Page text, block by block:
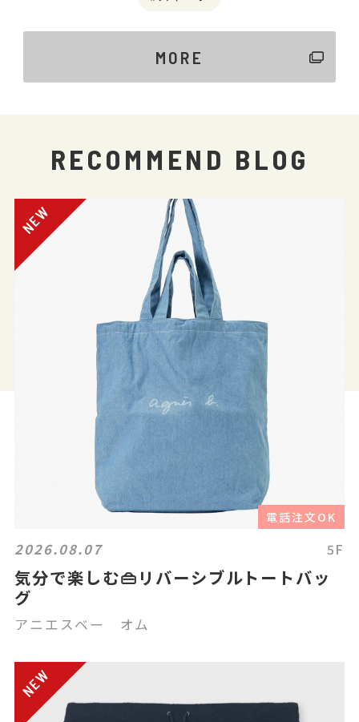
MORE
RECOMMEND BLOG
電話注文OK
2026.08.07 5F
気分で楽しむ👜リバーシブルトートバッ
グ
アニエスベー オム